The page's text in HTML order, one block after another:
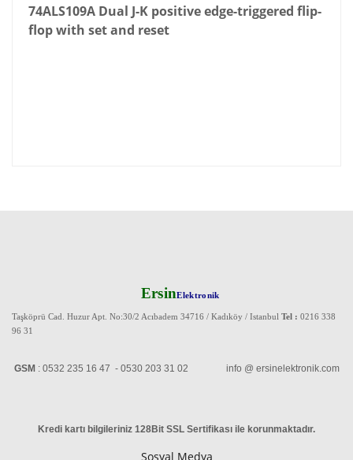
74ALS109A Dual J-K positive edge-triggered flip-
flop with set and reset
ErsinElektronik
Taşköprü Cad. Huzur Apt. No:30/2 Acıbadem 34716 / Kadıköy / Istanbul Tel : 0216 338
96 31
GSM : 0532 235 16 47 - 0530 203 31 02 info @ ersinelektronik.com
Kredi kartı bilgileriniz 128Bit SSL Sertifikası ile korunmaktadır.
Sosyal Medya